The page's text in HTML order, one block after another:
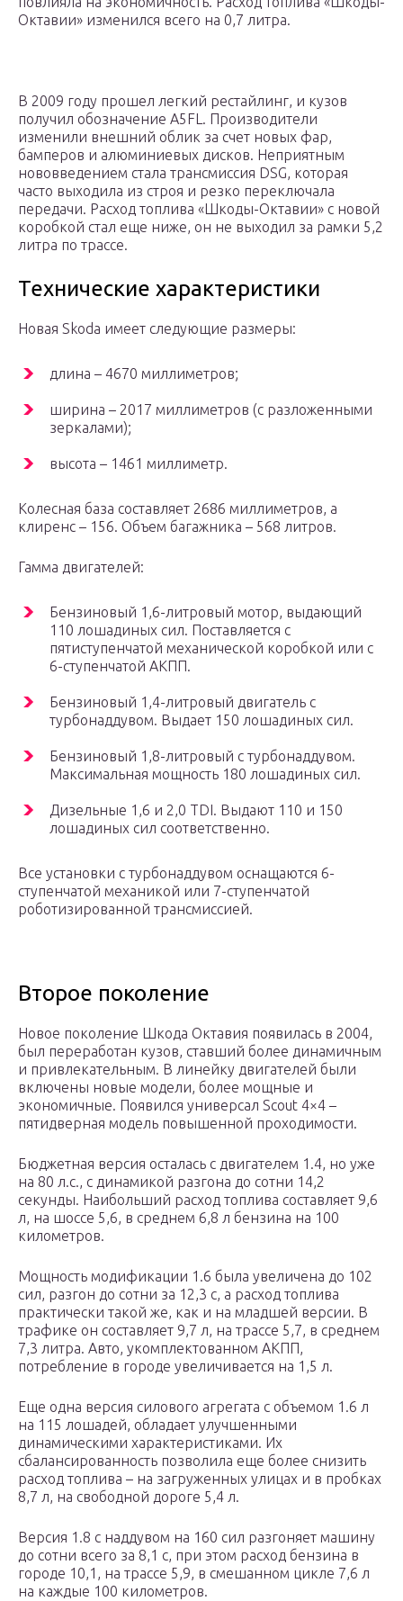
Октавии» изменился всего на 0,7 литра.
В 2009 году прошел легкий рестайлинг, и кузов
получил обозначение A5FL. Производители
изменили внешний облик за счет новых фар,
бамперов и алюминиевых дисков. Неприятным
нововведением стала трансмиссия DSG, которая
часто выходила из строя и резко переключала
передачи. Расход топлива «Шкоды-Октавии» с новой
коробкой стал еще ниже, он не выходил за рамки 5,2
литра по трассе.
Технические характеристики
Новая Skoda имеет следующие размеры:
длина – 4670 миллиметров;
ширина – 2017 миллиметров (с разложенными
зеркалами);
высота – 1461 миллиметр.
Колесная база составляет 2686 миллиметров, а
клиренс – 156. Объем багажника – 568 литров.
Гамма двигателей:
Бензиновый 1,6-литровый мотор, выдающий
110 лошадиных сил. Поставляется с
пятиступенчатой механической коробкой или с
6-ступенчатой АКПП.
Бензиновый 1,4-литровый двигатель с
турбонаддувом. Выдает 150 лошадиных сил.
Бензиновый 1,8-литровый с турбонаддувом.
Максимальная мощность 180 лошадиных сил.
Дизельные 1,6 и 2,0 TDI. Выдают 110 и 150
лошадиных сил соответственно.
Все установки с турбонаддувом оснащаются 6-
ступенчатой механикой или 7-ступенчатой
роботизированной трансмиссией.
Второе поколение
Новое поколение Шкода Октавия появилась в 2004,
был переработан кузов, ставший более динамичным
и привлекательным. В линейку двигателей были
включены новые модели, более мощные и
экономичные. Появился универсал Scout 4×4 –
пятидверная модель повышенной проходимости.
Бюджетная версия осталась с двигателем 1.4, но уже
на 80 л.с., с динамикой разгона до сотни 14,2
секунды. Наибольший расход топлива составляет 9,6
л, на шоссе 5,6, в среднем 6,8 л бензина на 100
километров.
Мощность модификации 1.6 была увеличена до 102
сил, разгон до сотни за 12,3 с, а расход топлива
практически такой же, как и на младшей версии. В
трафике он составляет 9,7 л, на трассе 5,7, в среднем
7,3 литра. Авто, укомплектованном АКПП,
потребление в городе увеличивается на 1,5 л.
Еще одна версия силового агрегата с объемом 1.6 л
на 115 лошадей, обладает улучшенными
динамическими характеристиками. Их
сбалансированность позволила еще более снизить
расход топлива – на загруженных улицах и в пробках
8,7 л, на свободной дороге 5,4 л.
Версия 1.8 с наддувом на 160 сил разгоняет машину
до сотни всего за 8,1 с, при этом расход бензина в
городе 10,1, на трассе 5,9, в смешанном цикле 7,6 л
на каждые 100 километров.